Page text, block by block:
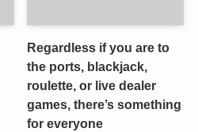
Regardless if you are to
the ports, blackjack,
roulette, or live dealer
games, there’s something
for everyone